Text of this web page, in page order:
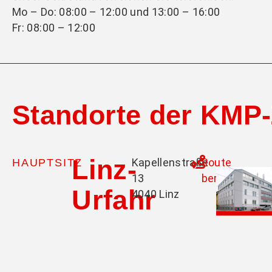
Mo – Do: 08:00 – 12:00 und 13:00 – 16:00
Fr: 08:00 – 12:00
Standorte der
HAUPTSITZLinz-
Urfahr
Kapellenstraße
13
4040 Linz
Route
berechnen